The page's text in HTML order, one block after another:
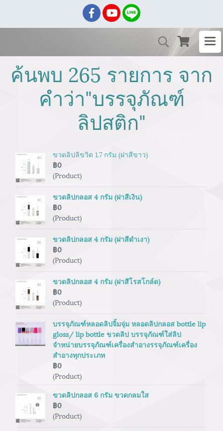
ค้นพบ 265 รายการ จาก
คำว่า"บรรจุภัณฑ์
ลิปสติก"
ขวดลิปลิขวิด 1.7 กรัม (ฝาสีขาว)
฿0
(Product)
ขวดลิปกลอส 4 กรัม (ฝาสีเงิน)
฿0
(Product)
ขวดลิปกลอส 4 กรัม (ฝาสีดำเงา)
฿0
(Product)
ขวดลิปกลอส 4 กรัม (ฝาสีโรสโกล์ด)
฿0
(Product)
บรรจุภัณฑ์หลอดลิปจิ้มจุ่ม หลอดลิปกลอส bottle lip
gloss/ lip bottle ขวดลิป บรรจุภัณฑ์ใส่ลิป
จำหน่ายบรรจุภัณฑ์เครื่องสำอางรรจุภัณฑ์เครื่อง
สำอางทุกประเภท
฿0
(Product)
ขวดลิปกลอส 6 กรัม ขวดกลมใส
฿0
(Product)